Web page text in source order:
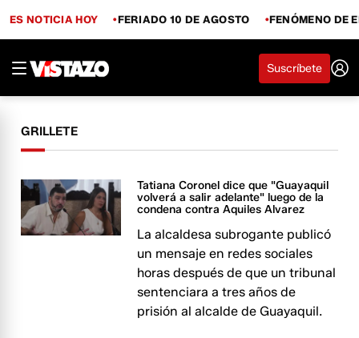
ES NOTICIA HOY FERIADO 10 DE AGOSTO FENÓMENO DE
Suscríbete
GRILLETE
Tatiana Coronel dice que "Guayaquil
volverá a salir adelante" luego de la
condena contra Aquiles Alvarez
La alcaldesa subrogante publicó
un mensaje en redes sociales
horas después de que un tribunal
sentenciara a tres años de
prisión al alcalde de Guayaquil.